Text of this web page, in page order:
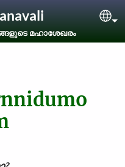
മഹാശേഖരം